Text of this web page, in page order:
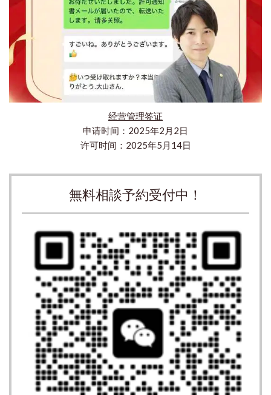
经营管理签证
申请时间：2025年2月2日
许可时间：2025年5月14日
無料相談予約受付中！